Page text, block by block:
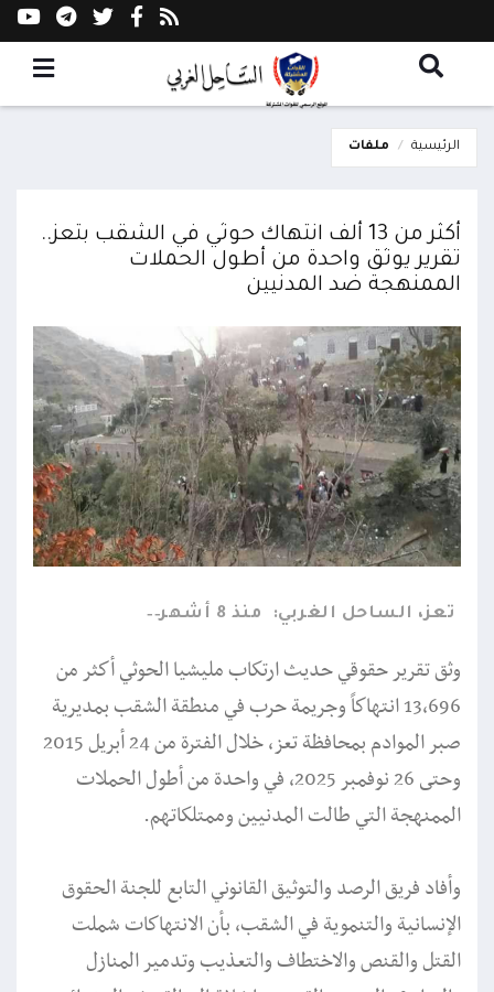
الرئيسية ملفات
أكثر من 13 ألف انتهاك حوثي في الشقب بتعز..
تقرير يوثق واحدة من أطول الحملات
الممنهجة ضد المدنيين
تعز، الساحل الغربي: منذ 8 أشهر
وثق تقرير حقوقي حديث ارتكاب مليشيا الحوثي أكثر من
13,696 انتهاكاً وجريمة حرب في منطقة الشقب بمديرية
صبر الموادم بمحافظة تعز، خلال الفترة من 24 أبريل 2015
وحتى 26 نوفمبر 2025، في واحدة من أطول الحملات
الممنهجة التي طالت المدنيين وممتلكاتهم.
وأفاد فريق الرصد والتوثيق القانوني التابع للجنة الحقوق
الإنسانية والتنموية في الشقب، بأن الانتهاكات شملت
القتل والقنص والاختطاف والتعذيب وتدمير المنازل